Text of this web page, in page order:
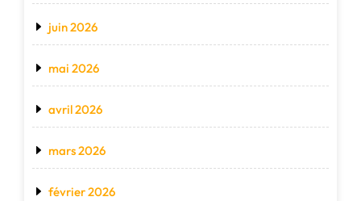
juin 2026
mai 2026
avril 2026
mars 2026
février 2026